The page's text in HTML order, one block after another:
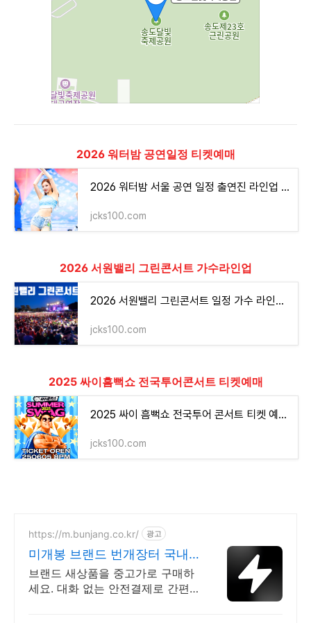
2026 워터밤 공연일정 티켓예매
2026 워터밤 서울 공연 일정 출연진 라인업 가격 티켓 예매 셔틀버스 예약
jcks100.com
2026 서원밸리 그린콘서트 가수라인업
2026 서원밸리 그린콘서트 일정 가수 라인업 관람 입장 안내
jcks100.com
2025 싸이흠뻑쇼 전국투어콘서트 티켓예매
2025 싸이 흠뻑쇼 전국투어 콘서트 티켓 예매 티켓팅 가격 알아보기
jcks100.com
https://m.bunjang.co.kr/ 광고
미개봉 브랜드 번개장터 국내
최대 브랜드 중고거래
브랜드 새상품을 중고가로 구매하
세요. 대화 없는 안전결제로 간편